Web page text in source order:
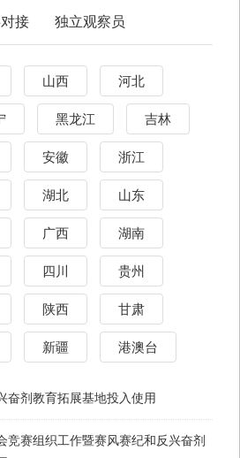
接 独立观察员
山西 河北
黑龙江 吉林
安徽 浙江
湖北 山东
广西 湖南
四川 贵州
陕西 甘肃
新疆 港澳台
奋剂教育拓展基地投入使用
竞赛组织工作暨赛风赛纪和反兴奋剂